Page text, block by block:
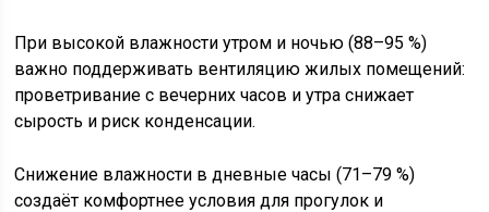
При высокой влажности утром и ночью (88–95 %)
важно поддерживать вентиляцию жилых помещений:
проветривание с вечерних часов и утра снижает
сырость и риск конденсации.
Снижение влажности в дневные часы (71–79 %)
создаёт комфортнее условия для прогулок и